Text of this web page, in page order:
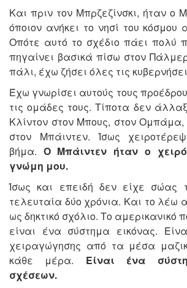
Και πριν τον Μπρζεζίνσκι, ήταν ο
όποιον ανήκει το νησί του κόσμου
Οπότε αυτό το σχέδιο πάει πολύ
πηγαίνει βασικά πίσω στον
πάλι, έχω ζήσει όλες τις
Έχω γνωρίσει αυτούς τους
τις ομάδες τους. Τίποτα δεν
Κλίντον στον Μπους, στον
στον Μπάιντεν. Ίσως
βήμα. Ο Μπάιντεν ήταν ο
γνώμη μου.
Ίσως και επειδή δεν είχε
τελευταία δύο χρόνια. Και το λέω
ως δηκτικό σχόλιο. Το αμερικανικό
είναι ένα σύστημα εικόνας.
χειραγώγησης από τα μέσα
κάθε μέρα. Είναι ένα
σχέσεων.